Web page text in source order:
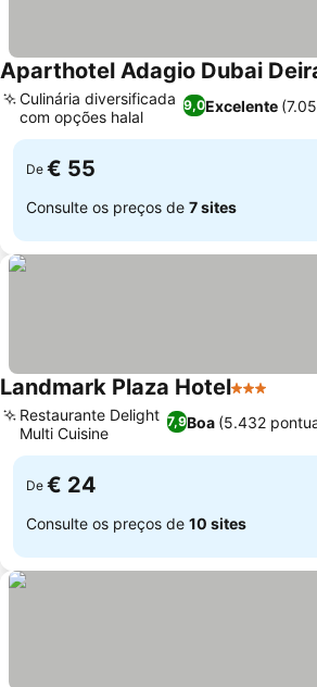
Aparthotel Adagio Dubai
9,0Excelente
Culinária diversificada
com opções halal
De € 55
Consulte os preços de 7 sites
Landmark Plaza Hotel3 Estrelas
7,9Boa (5.432
Restaurante Delight
Multi Cuisine
De € 24
Consulte os preços de 10 sites